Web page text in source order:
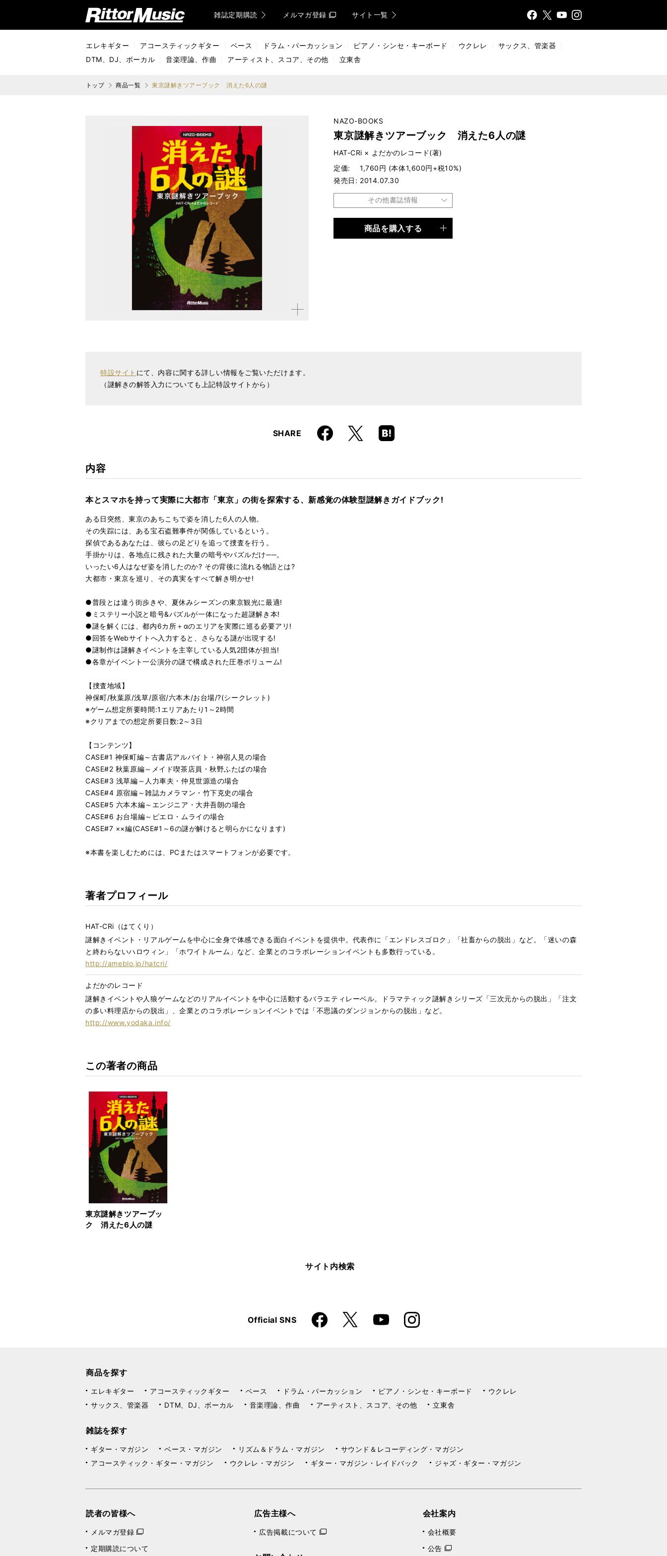
リットーミュージック (Rittor Music) 雑誌定期購読 メルマガ登録 サイト一覧
FaceX
YouTInsta
エレキギター アコースティックギター ベース ドラム・パーカッション ピアノ・シンセ・キーボード ウクレレ
サックス、管楽器
DTM、DJ、ボーカル
音楽理論、作曲 アーティスト、スコア、その他 立東舎
トップ 商品一覧 東京謎解きツアーブック 消えた6人の謎
拡大す
NAZO-BOOKS
東京謎解きツアーブック 消えた6人の謎
HAT-CRi × よだかのレコード(著)
定価
1,760円 (本体1,600円+税10%)
発売日
2014.07.30
その他書誌情報
書籍
商品を購入する
特設サイト にて、内容に関する詳しい情報をご覧いただけます。
（謎解きの解答入力についても上記特設サイトから）
SHARE Faceboo
k
X
Hatena
Boo
内容
本とスマホを持って実際に大都市「東京」の街を探索する、新感覚の体験型謎解きガイドブック!
ある日突然、東京のあちこちで姿を消した6人の人物。
その失踪には、ある宝石盗難事件が関係しているという。
探偵であるあなたは、彼らの足どりを追って捜査を行う。
手掛かりは、各地点に残された大量の暗号やパズルだけ──。
いったい6人はなぜ姿を消したのか? その背後に流れる物語とは?
大都市・東京を巡り、その真実をすべて解き明かせ!
●普段とは違う街歩きや、夏休みシーズンの東京観光に最適!
●ミステリー小説と暗号&パズルが一体になった超謎解き本!
●謎を解くには、都内6カ所＋αのエリアを実際に巡る必要アリ!
●回答をWebサイトへ入力すると、さらなる謎が出現する!
●謎制作は謎解きイベントを主宰している人気2団体が担当!
●各章がイベント一公演分の謎で構成された圧巻ボリューム!
【捜査地域】
神保町/秋葉原/浅草/原宿/六本木/お台場/?(シークレット)
※ゲーム想定所要時間:1エリアあたり1～2時間
※クリアまでの想定所要日数:2～3日
【コンテンツ】
CASE#1 神保町編～古書店アルバイト・神宿人見の場合
CASE#2 秋葉原編～メイド喫茶店員・秋野ふたばの場合
CASE#3 浅草編～人力車夫・仲見世源造の場合
CASE#4 原宿編～雑誌カメラマン・竹下克史の場合
CASE#5 六本木編～エンジニア・大井吾朗の場合
CASE#6 お台場編～ピエロ・ムライの場合
CASE#7 ××編(CASE#1～6の謎が解けると明らかになります)
※本書を楽しむためには、PCまたはスマートフォンが必要です。
著者プロフィール
HAT-CRi（はてくり）
謎解きイベント・リアルゲームを中心に全身で体感できる面白イベントを提供中。代表作に「エンドレスゴロク」「社畜からの脱出」など。「迷いの森
と終わらないハロウィン」「ホワイトルーム」など、企業とのコラボレーションイベントも多数行っている。
http://ameblo.jp/hatcri/
よだかのレコード
謎解きイベントや人狼ゲームなどのリアルイベントを中心に活動するバラエティレーベル。ドラマティック謎解きシリーズ「三次元からの脱出」「注文
の多い料理店からの脱出」、企業とのコラボレーションイベントでは「不思議のダンジョンからの脱出」など。
http://www.yodaka.info/
この著者の商品
東京謎解きツアーブッ
ク 消えた6人の謎
サイト内検索
Official SNSFaceboo
k
X YouTube Instagra
m
商品を探す
エレキギター アコースティックギター ベース ドラム・パーカッション ピアノ・シンセ・キーボード
ウクレレ
サックス、管楽器
DTM、DJ、ボーカル 音楽理論、作曲 アーティスト、スコア、その他 立東舎
雑誌を探す
ギター・マガジン ベース・マガジン リズム＆ドラム・マガジン
サウンド＆レコーディング・マガジン
アコースティック・ギター・マガジン
ウクレレ・マガジン ギター・マガジン・レイドバック ジャズ・ギター・マガジン
読者の皆様へ
メルマガ登録
定期購読について
広告主様へ
広告掲載について
会社案内
会社概要
公告